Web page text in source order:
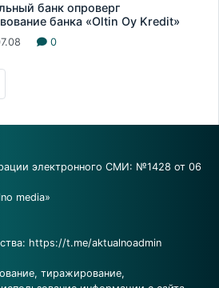
банк опроверг
банка «Oltin Oy Kredit»
0
электронного СМИ: №1428 от 06
media»
https://t.me/aktualnoadmin
тиражирование,